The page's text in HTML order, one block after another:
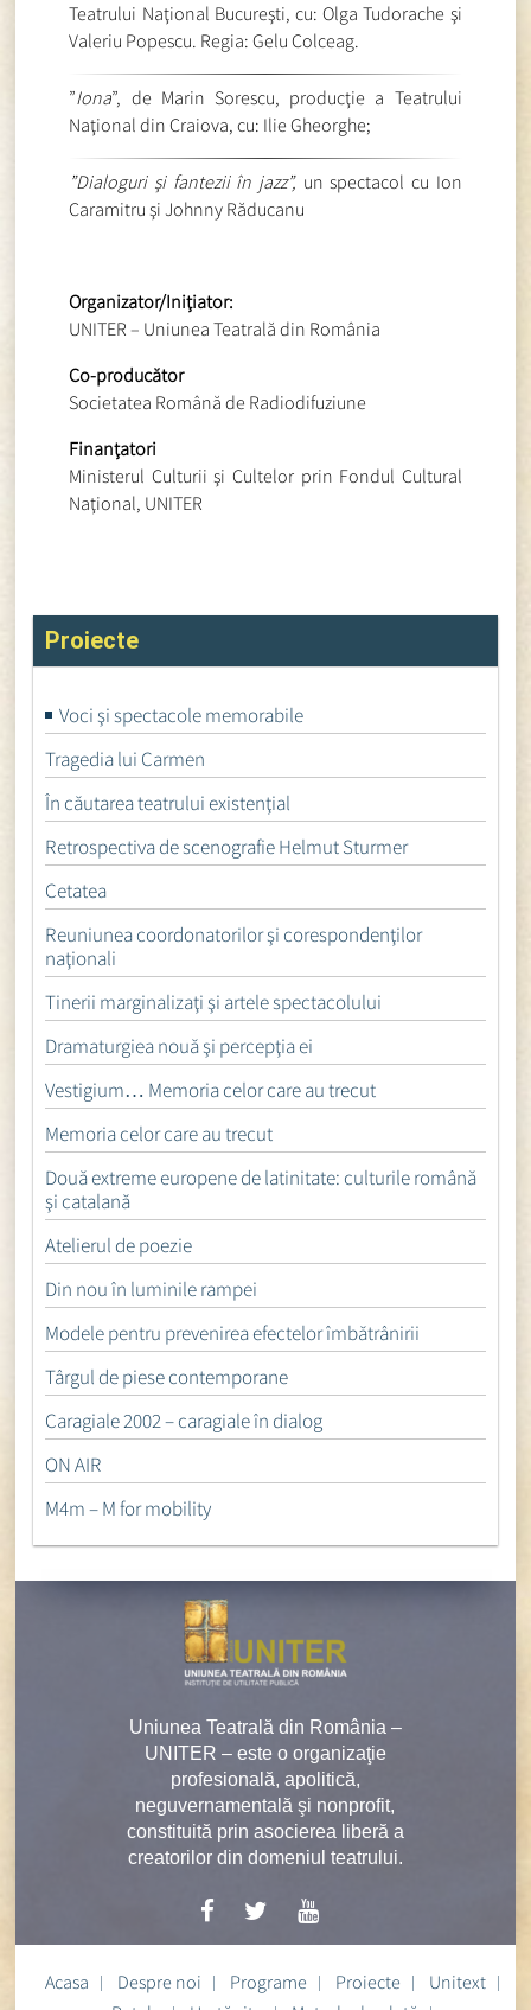
Teatrului Naţional Bucureşti, cu: Olga Tudorache şi
Valeriu Popescu. Regia: Gelu Colceag.
”Iona”, de Marin Sorescu, producţie a Teatrului
Naţional din Craiova, cu: Ilie Gheorghe;
”Dialoguri şi fantezii în jazz”, un spectacol cu Ion
Caramitru şi Johnny Răducanu
Organizator/Iniţiator:
UNITER – Uniunea Teatrală din România
Co-producător
Societatea Română de Radiodifuziune
Finanţatori
Ministerul Culturii şi Cultelor prin Fondul Cultural
Naţional, UNITER
Proiecte
Voci şi spectacole memorabile
Tragedia lui Carmen
În căutarea teatrului existenţial
Retrospectiva de scenografie Helmut Sturmer
Cetatea
Reuniunea coordonatorilor şi corespondenţilor
naţionali
Tinerii marginalizaţi şi artele spectacolului
Dramaturgiea nouă şi percepţia ei
Vestigium… Memoria celor care au trecut
Memoria celor care au trecut
Două extreme europene de latinitate: culturile română
şi catalană
Atelierul de poezie
Din nou în luminile rampei
Modele pentru prevenirea efectelor îmbătrânirii
Târgul de piese contemporane
Caragiale 2002 – caragiale în dialog
ON AIR
M4m – M for mobility
Uniunea Teatrală din România –
UNITER – este o organizaţie
profesională, apolitică,
neguvernamentală şi nonprofit,
constituită prin asocierea liberă a
creatorilor din domeniul teatrului.
Acasa Despre noi Programe Proiecte
Unitext